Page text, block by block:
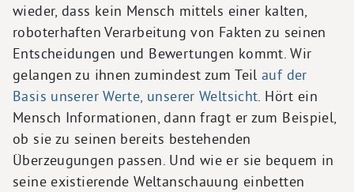
wieder, dass kein Mensch mittels einer kalten,
roboterhaften Verarbeitung von Fakten zu seinen
Entscheidungen und Bewertungen kommt. Wir
gelangen zu ihnen zumindest zum Teilauf der
Basis unserer Werte, unserer Weltsicht. Hört ein
Mensch Informationen, dann fragt er zum Beispiel,
ob sie zu seinen bereits bestehenden
Überzeugungen passen. Und wie er sie bequem in
seine existierende Weltanschauung einbetten